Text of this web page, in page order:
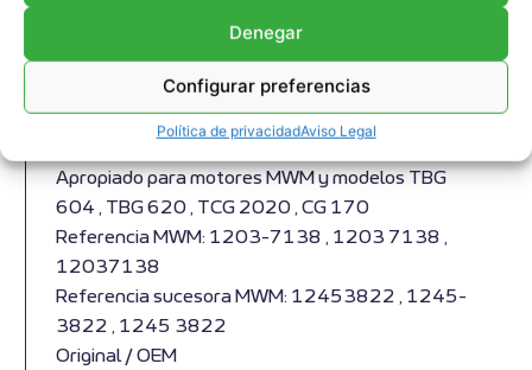
Denegar
Configurar preferencias
Política de privacidadAviso Legal
Compensador MWM RS-12037138
Apropiado para motores MWM y modelos TBG
604 , TBG 620 , TCG 2020 , CG 170
Referencia MWM: 1203-7138 , 1203 7138 ,
12037138
Referencia sucesora MWM: 12453822 , 1245-
3822 , 1245 3822
Original / OEM